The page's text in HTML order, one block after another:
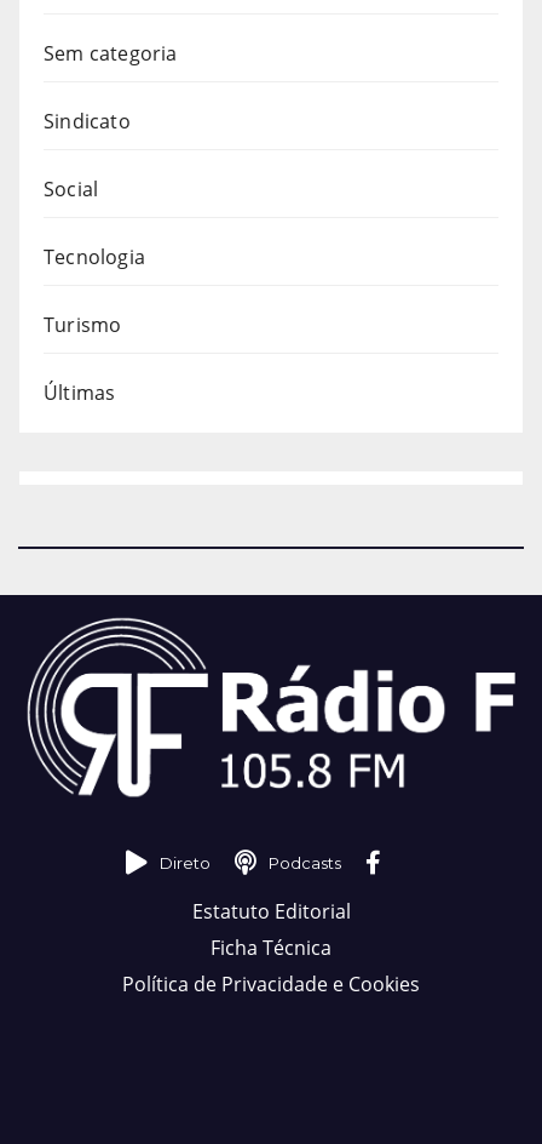
Sem categoria
Sindicato
Social
Tecnologia
Turismo
Últimas
Direto Podcasts
Estatuto Editorial
Ficha Técnica
Política de Privacidade e Cookies